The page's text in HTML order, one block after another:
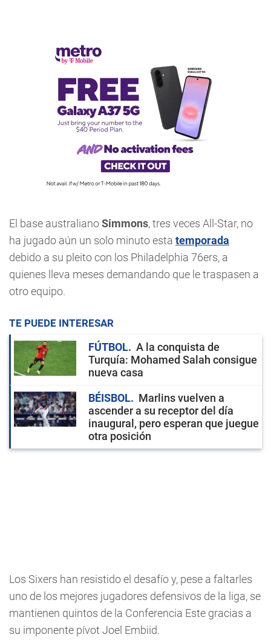
El base australianoSimmons, tres veces All-Star, no
ha jugado aún un solo minuto esta temporada
debido a su pleito con los Philadelphia 76ers, a
quienes lleva meses demandando que le traspasen a
otro equipo.
TE PUEDE INTERESAR
FÚTBOL
A la conquista de
Turquía: Mohamed Salah consigue
nueva casa
BÉISBOL
Marlins vuelven a
ascender a su receptor del día
inaugural, pero esperan que juegue
otra posición
Los Sixers han resistido el desafío y, pese a faltarles
uno de los mejores jugadores defensivos de la liga, se
mantienen quintos de la Conferencia Este gracias a
su imponente pívot Joel Embiid.